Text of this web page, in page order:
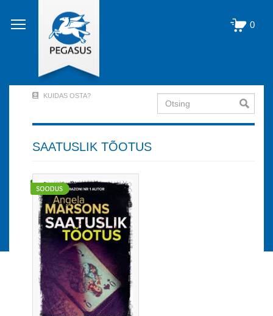
edasi
põhisisu
0
Account
Menu
out)
KUIDAS OSTA? Otsing
SAATUSLIK TÕOTUS